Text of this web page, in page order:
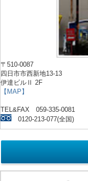
〒510-0087
四日市市西新地13-13
伊達ビルⅡ 2F
【MAP】
TEL&FAX 059-335-0081
0120-213-077(全国)